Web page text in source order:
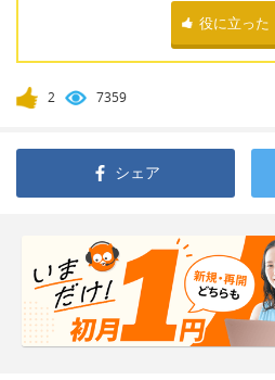
役に立った
2 7359
シェア